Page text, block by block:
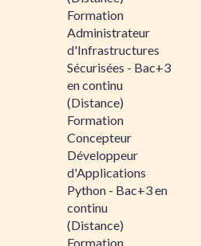
Formation
Administrateur
d'Infrastructures
Sécurisées - Bac+3
en continu
(Distance)
Formation
Concepteur
Développeur
d'Applications
Python - Bac+3 en
continu
(Distance)
Formation